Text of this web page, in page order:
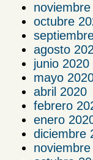
octubre
agosto
junio 2020
mayo
abril 2020
febrero
enero
diciembre